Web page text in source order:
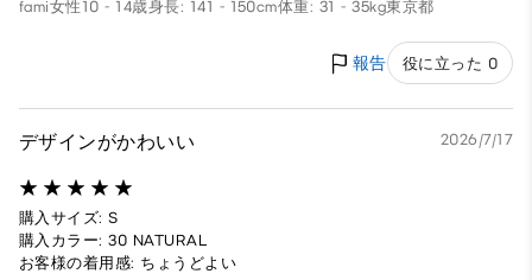
fami女性 10 - 14歳身長: 141 - 150cm体重: 31 - 35kg東京都
報告 役に立った 0
デザインがかわいい 2026/7/17
購入サイズ: S
購入カラー: 30 NATURAL
お客様の着用感: ちょうどよい